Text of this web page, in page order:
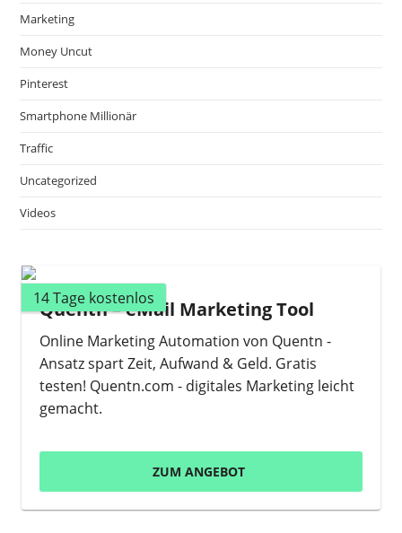
Marketing
Money Uncut
Pinterest
Smartphone Millionär
Traffic
Uncategorized
Videos
14 Tage kostenlos
Quentn – eMail Marketing Tool
Online Marketing Automation von Quentn -
Ansatz spart Zeit, Aufwand & Geld. Gratis
testen! Quentn.com - digitales Marketing leicht
gemacht.
ZUM ANGEBOT